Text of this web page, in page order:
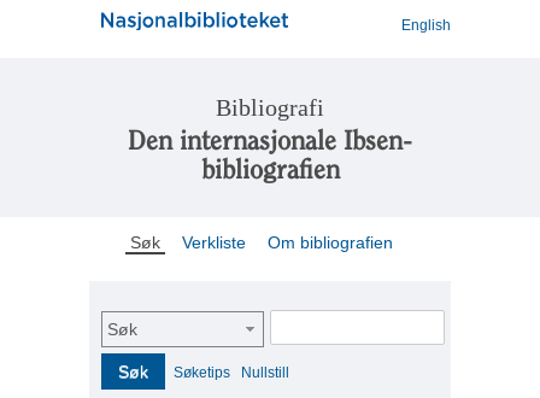
English
Bibliografi
Den internasjonale Ibsen-
bibliografien
Søk Verkliste Om bibliografien
Søk
Søk Søketips Nullstill